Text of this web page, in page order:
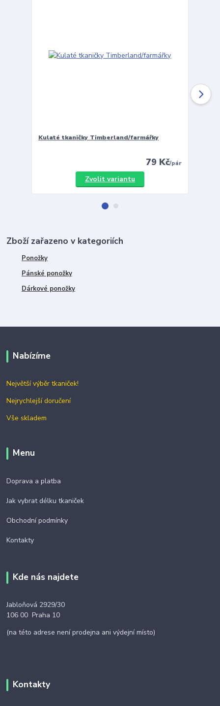
Kulaté tkaničky Timberland/farmářky
79 Kč/pár
Zvolit variantu
Zboží zařazeno v kategoriích
Ponožky
Pánské ponožky
Dárkové ponožky
Nabízíme
Největší výběr tkaniček!
Nejrychlejší doručení
Vše skladem
Menu
Doprava a platba
Jak vybrat délku tkaniček
Obchodní podmínky
Kontakty
Kde nás najdete
Jabloňová 2929/30
106 00 Praha 10
(na této adrese není prodejna ani výdejní místo)
Kontakty